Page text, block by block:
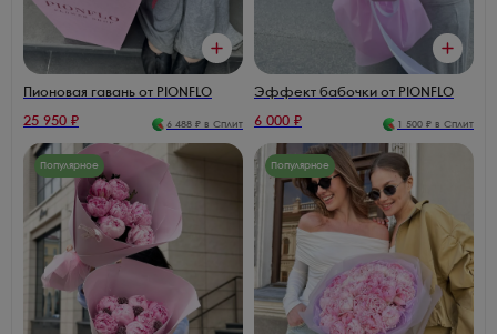
Пионовая гавань от PIONFLO
25 950 ₽ 6 488 ₽ в Сплит
Эффект бабочки от PIONFLO
6 000 ₽ 1 500 ₽ в Сплит
Популярное Популярное